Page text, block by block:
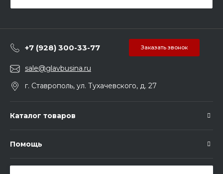
+7 (928) 300-33-77 Заказать звонок
sale@glavbusina.ru
г. Ставрополь, ул. Тухачевского, д. 27
Каталог товаров
Помощь